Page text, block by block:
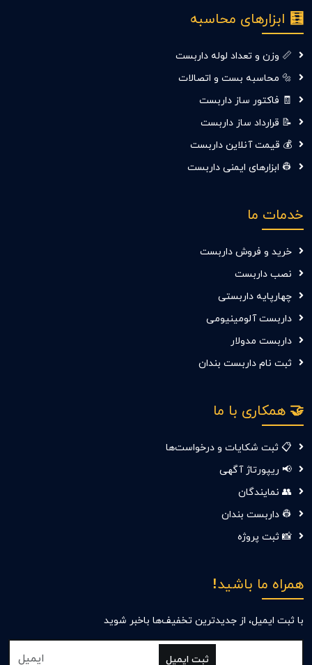
🧮 ابزارهای محاسبه
📏 وزن و تعداد لوله داربست
🔩 محاسبه بست و اتصالات
🧾 فاکتور ساز داربست
📝 قرارداد ساز داربست
💰 قیمت آنلاین داربست
👷‍ ابزارهای ایمنی داربست
خدمات ما
خرید و فروش داربست
نصب داربست
چهارپایه داربستی
داربست آلومینیومی
داربست مدولار
ثبت نام داربست بندان
🤝 همکاری با ما
📋 ثبت شکایات و درخواست‌ها
📢 ریپورتاژ آگهی
👥 نمایندگان
👷 داربست بندان
📸 ثبت پروژه
همراه ما باشید!
با ثبت ایمیل، از جدید‌ترین تخفیف‌ها با‌خبر شوید
ثبت ایمیل